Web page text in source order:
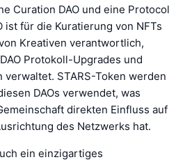
Curation DAO und eine Protocol
ist für die Kuratierung von NFTs
Kreativen verantwortlich,
Protokoll-Upgrades und
verwaltet. STARS-Token werden
DAOs verwendet, was
direkten Einfluss auf
des Netzwerks hat.
ein einzigartiges